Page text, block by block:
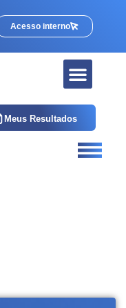
Acesso interno
Meus Resultados